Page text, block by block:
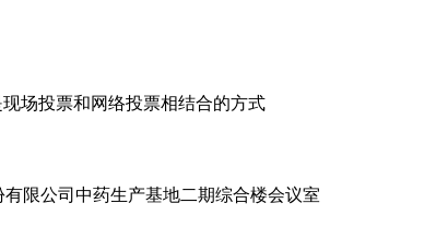
场投票和网络投票相结合的方式
限公司中药生产基地二期综合楼会议室